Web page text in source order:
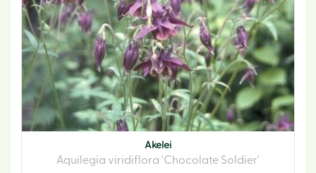
Akelei
Aquilegia viridiflora 'Chocolate Soldier'